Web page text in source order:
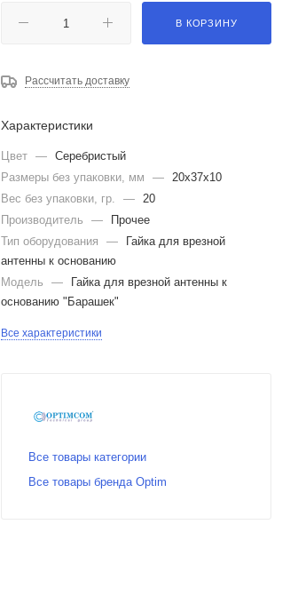
В КОРЗИНУ
Рассчитать доставку
Характеристики
Цвет — Серебристый
Размеры без упаковки, мм
—
20x37x10
Вес без упаковки, гр.
—
20
Производитель
—
Прочее
Тип оборудования
—
Гайка для врезной
антенны к основанию
Модель
—
Гайка для врезной антенны к
основанию "Барашек"
Все характеристики
Все товары категории
Все товары бренда Optim